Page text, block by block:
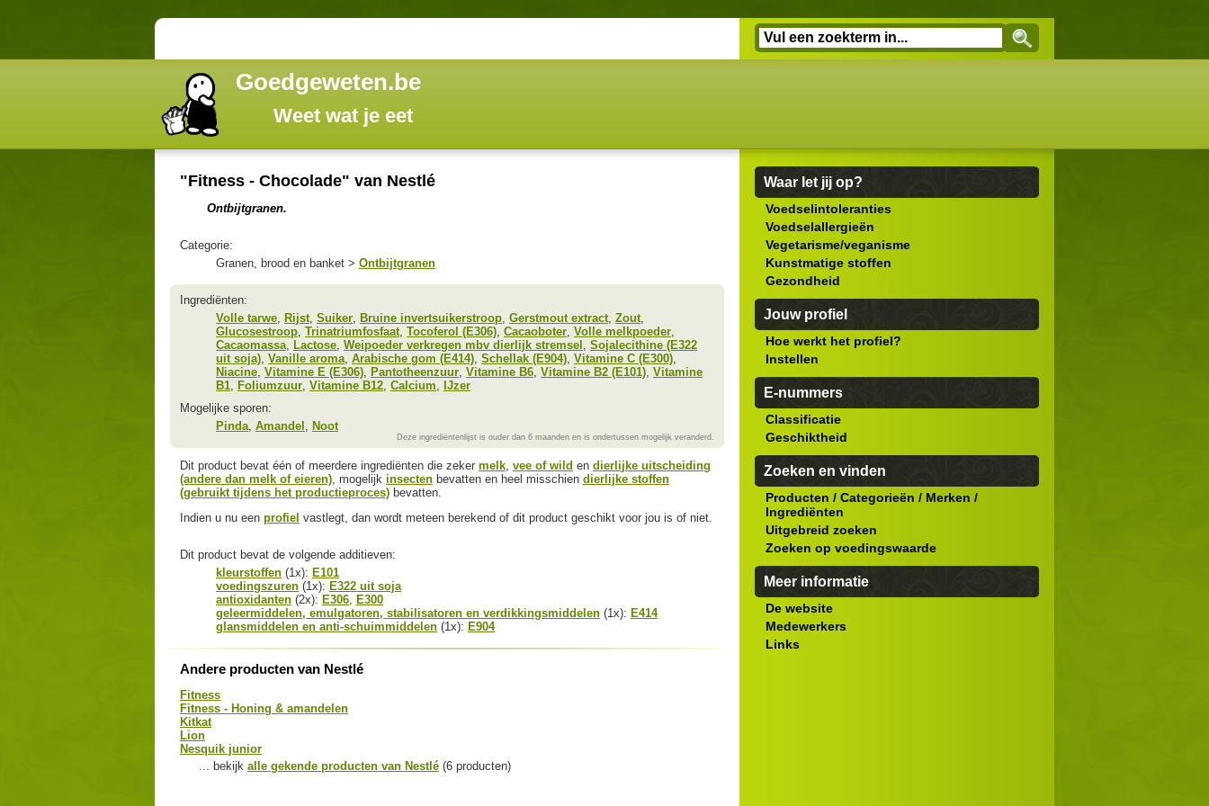
Goedgeweten.be
Weet wat je eet
"Fitness - Chocolade" van Nestlé
Ontbijtgranen.
Categorie:
Granen, brood en banket > Ontbijtgranen
Ingrediënten:
Volle tarwe Rijst Suiker Bruine invertsuikerstroop Gerstmout extract Zout
Glucosestroop Trinatriumfosfaat Tocoferol (E306) Cacaoboter Volle melkpoeder
Cacaomassa Lactose Weipoeder verkregen mbv dierlijk stremsel Sojalecithine (E322
uit soja) Vanille aroma Arabische gom (E414) Schellak (E904) Vitamine C (E300)
Niacine Vitamine E (E306) Pantotheenzuur Vitamine B6 Vitamine B2 (E101) Vitamine
B1 Foliumzuur Vitamine B12 Calcium IJzer
Mogelijke sporen:
Pinda Amandel Noot
Deze ingrediëntenlijst is ouder dan 6 maanden en is ondertussen mogelijk veranderd.
Dit product bevat één of meerdere ingrediënten die zeker melk, vee of wild en dierlijke uitscheiding
(andere dan melk of eieren), mogelijk insecten bevatten en heel misschien dierlijke stoffen
(gebruikt tijdens het productieproces) bevatten.
Indien u nu een profiel vastlegt, dan wordt meteen berekend of dit product geschikt voor jou is of niet.
Dit product bevat de volgende additieven:
kleurstoffen (1x): E101
voedingszuren (1x): E322 uit soja
antioxidanten (2x): E306, E300
geleermiddelen, emulgatoren, stabilisatoren en verdikkingsmiddelen (1x): E414
glansmiddelen en anti-schuimmiddelen (1x): E904
Andere producten van Nestlé
Fitness
Fitness - Honing & amandelen
Kitkat
Lion
Nesquik junior
... bekijk alle gekende producten van Nestlé (6 producten)
Waar let jij op?
Voedselintoleranties
Voedselallergieën
Vegetarisme/veganisme
Kunstmatige stoffen
Gezondheid
Jouw profiel
Hoe werkt het profiel?
Instellen
E-nummers
Classificatie
Geschiktheid
Zoeken en vinden
Producten / Categorieën / Merken /
Ingrediënten
Uitgebreid zoeken
Zoeken op voedingswaarde
Meer informatie
De website
Medewerkers
Links